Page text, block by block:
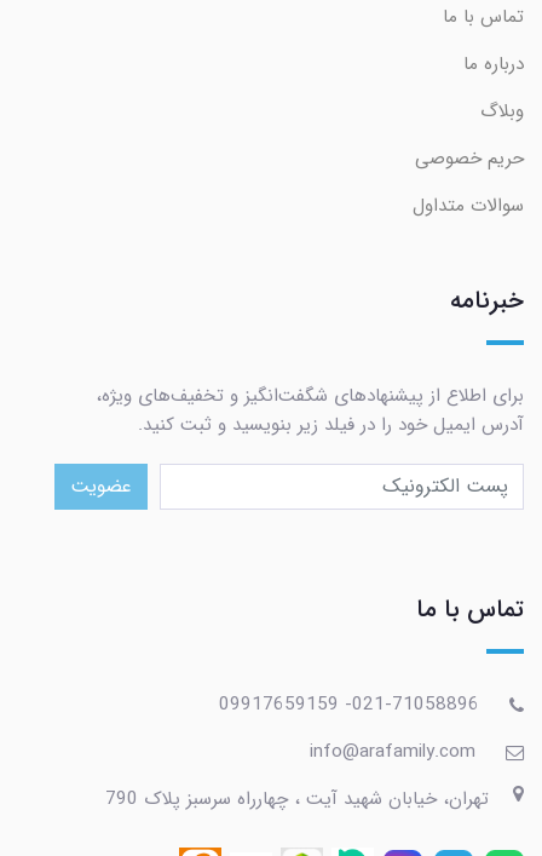
تماس با ما
درباره ما
وبلاگ
حریم خصوصی
سوالات متداول
خبرنامه
برای اطلاع از پیشنهادهای شگفت‌انگیز و تخفیف‌های ویژه،
آدرس ایمیل خود را در فیلد زیر بنویسید و ثبت کنید.
عضویت
تماس با ما
تهران، خیابان شهید آیت ، چهارراه سرسبز پلاک 790